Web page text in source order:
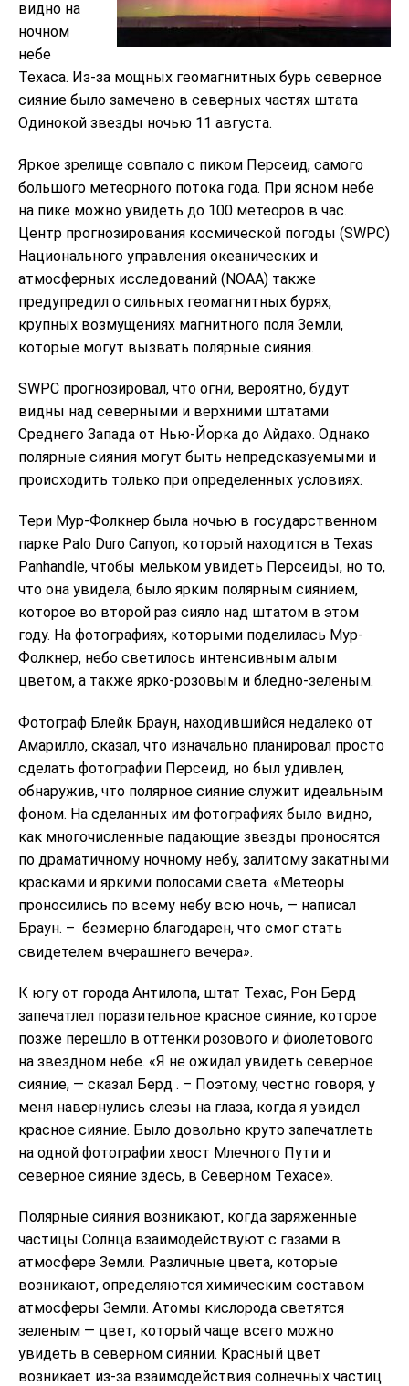
видно на
ночном
небе
Техаса. Из-за мощных геомагнитных бурь северное
сияние было замечено в северных частях штата
Одинокой звезды ночью 11 августа.
Яркое зрелище совпало с пиком Персеид, самого
большого метеорного потока года. При ясном небе
на пике можно увидеть до 100 метеоров в час.
Центр прогнозирования космической погоды (SWPC)
Национального управления океанических и
атмосферных исследований (NOAA) также
предупредил о сильных геомагнитных бурях,
крупных возмущениях магнитного поля Земли,
которые могут вызвать полярные сияния.
SWPC прогнозировал, что огни, вероятно, будут
видны над северными и верхними штатами
Среднего Запада от Нью-Йорка до Айдахо. Однако
полярные сияния могут быть непредсказуемыми и
происходить только при определенных условиях.
Тери Мур-Фолкнер была ночью в государственном
парке Palo Duro Canyon, который находится в Texas
Panhandle, чтобы мельком увидеть Персеиды, но то,
что она увидела, было ярким полярным сиянием,
которое во второй раз сияло над штатом в этом
году. На фотографиях, которыми поделилась Мур-
Фолкнер, небо светилось интенсивным алым
цветом, а также ярко-розовым и бледно-зеленым.
Фотограф Блейк Браун, находившийся недалеко от
Амарилло, сказал, что изначально планировал просто
сделать фотографии Персеид, но был удивлен,
обнаружив, что полярное сияние служит идеальным
фоном. На сделанных им фотографиях было видно,
как многочисленные падающие звезды проносятся
по драматичному ночному небу, залитому закатными
красками и яркими полосами света. «Метеоры
проносились по всему небу всю ночь, — написал
Браун. – безмерно благодарен, что смог стать
свидетелем вчерашнего вечера».
К югу от города Антилопа, штат Техас, Рон Берд
запечатлел поразительное красное сияние, которое
позже перешло в оттенки розового и фиолетового
на звездном небе. «Я не ожидал увидеть северное
сияние, — сказал Берд . – Поэтому, честно говоря, у
меня навернулись слезы на глаза, когда я увидел
красное сияние. Было довольно круто запечатлеть
на одной фотографии хвост Млечного Пути и
северное сияние здесь, в Северном Техасе».
Полярные сияния возникают, когда заряженные
частицы Солнца взаимодействуют с газами в
атмосфере Земли. Различные цвета, которые
возникают, определяются химическим составом
атмосферы Земли. Атомы кислорода светятся
зеленым — цвет, который чаще всего можно
увидеть в северном сиянии. Красный цвет
возникает из-за взаимодействия солнечных частиц